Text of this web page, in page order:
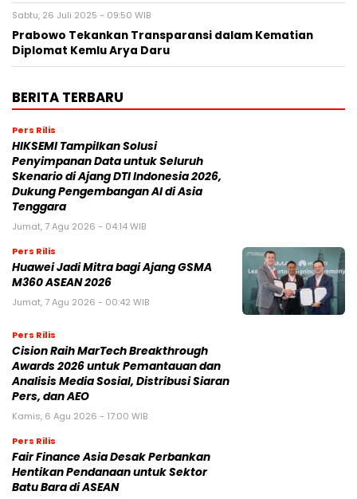
Sabtu, 26 Juli 2025 - 09:50 WIB
Prabowo Tekankan Transparansi dalam Kematian
Diplomat Kemlu Arya Daru
BERITA TERBARU
Pers Rilis
HIKSEMI Tampilkan Solusi
Penyimpanan Data untuk Seluruh
Skenario di Ajang DTI Indonesia 2026,
Dukung Pengembangan AI di Asia
Tenggara
Jumat, 7 Agu 2026 - 04:14 WIB
Pers Rilis
Huawei Jadi Mitra bagi Ajang GSMA
M360 ASEAN 2026
Jumat, 7 Agu 2026 - 00:42 WIB
Pers Rilis
Cision Raih MarTech Breakthrough
Awards 2026 untuk Pemantauan dan
Analisis Media Sosial, Distribusi Siaran
Pers, dan AEO
Kamis, 6 Agu 2026 - 17:00 WIB
Pers Rilis
Fair Finance Asia Desak Perbankan
Hentikan Pendanaan untuk Sektor
Batu Bara di ASEAN